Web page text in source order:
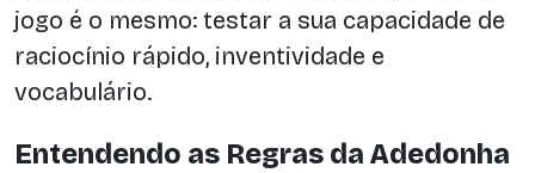
jogo é o mesmo: testar a sua capacidade de
raciocínio rápido, inventividade e
vocabulário.
Entendendo as Regras da Adedonha